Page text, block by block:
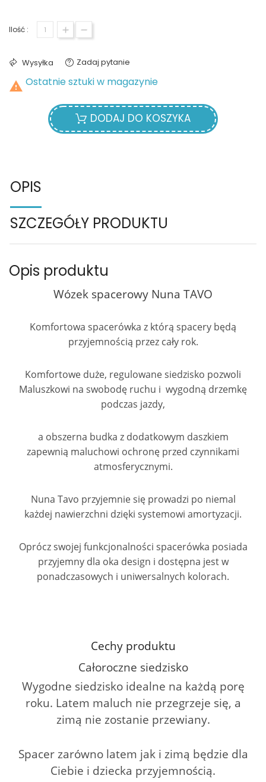
Ilość :
Wysyłka Zadaj pytanie
 Ostatnie sztuki w magazynie
DODAJ DO KOSZYKA
OPIS
SZCZEGÓŁY PRODUKTU
Opis produktu
Wózek spacerowy Nuna TAVO
Komfortowa spacerówka z którą spacery będą
przyjemnością przez cały rok.
Komfortowe duże, regulowane siedzisko pozwoli
Maluszkowi na swobodę ruchu i wygodną drzemkę
podczas jazdy,
a obszerna budka z dodatkowym daszkiem
zapewnią maluchowi ochronę przed czynnikami
atmosferycznymi.
Nuna Tavo przyjemnie się prowadzi po niemal
każdej nawierzchni dzięki systemowi amortyzacji.
Oprócz swojej funkcjonalności spacerówka posiada
przyjemny dla oka design i dostępna jest w
ponadczasowych i uniwersalnych kolorach.
Cechy produktu
Całoroczne siedzisko
Wygodne siedzisko idealne na każdą porę
roku. Latem maluch nie przegrzeje się, a
zimą nie zostanie przewiany.
Spacer zarówno latem jak i zimą będzie dla
Ciebie i dziecka przyjemnością.